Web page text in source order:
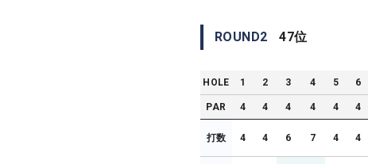
ROUND2 47位
HOLE 1 2 3 4 5 6
PAR 4 4 4 4 4 4
打数 4 4 6 7 4 4